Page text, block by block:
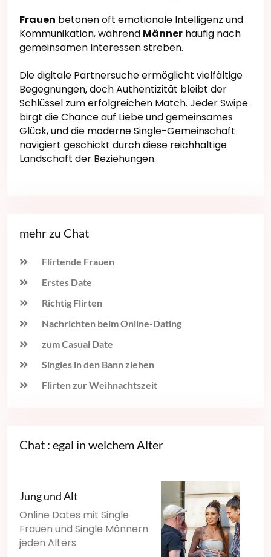
Frauen betonen oft emotionale Intelligenz und
Kommunikation, während Männer häufig nach
gemeinsamen Interessen streben.
Die digitale Partnersuche ermöglicht vielfältige
Begegnungen, doch Authentizität bleibt der
Schlüssel zum erfolgreichen Match. Jeder Swipe
birgt die Chance auf Liebe und gemeinsames
Glück, und die moderne Single-Gemeinschaft
navigiert geschickt durch diese reichhaltige
Landschaft der Beziehungen.
mehr zu Chat
Flirtende Frauen
Erstes Date
Richtig Flirten
Nachrichten beim Online-Dating
zum Casual Date
Singles in den Bann ziehen
Flirten zur Weihnachtszeit
Chat : egal in welchem Alter
Jung und Alt
Online Dates mit Single
Frauen und Single Männern
jeden Alters